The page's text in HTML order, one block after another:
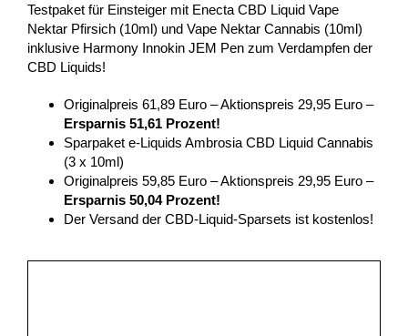
Testpaket für Einsteiger mit Enecta CBD Liquid Vape
Nektar Pfirsich (10ml) und Vape Nektar Cannabis (10ml)
inklusive Harmony Innokin JEM Pen zum Verdampfen der
CBD Liquids!
Originalpreis 61,89 Euro – Aktionspreis 29,95 Euro –
Ersparnis 51,61 Prozent!
Sparpaket e-Liquids Ambrosia CBD Liquid Cannabis
(3 x 10ml)
Originalpreis 59,85 Euro – Aktionspreis 29,95 Euro –
Ersparnis 50,04 Prozent!
Der Versand der CBD-Liquid-Sparsets ist kostenlos!